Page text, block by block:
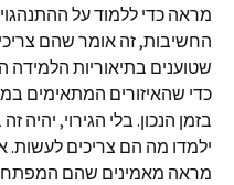
מראה כדי ללמוד על
החשיבות, זה אומר שהם
שטוענים בתיאוריות
כדי שהאיזורים המתאימים
בזמן הנכון. בלי הגירוי, יהיה
ילמדו מה הם צריכים לעשות.